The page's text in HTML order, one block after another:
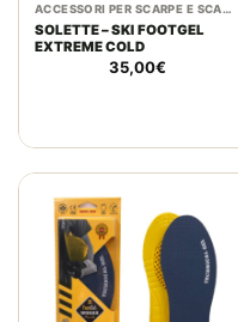
ACCESSORI PER SCARPE E SCARPONI
SOLETTE – SKI FOOTGEL
EXTREME COLD
35,00€